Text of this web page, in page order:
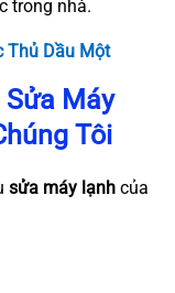
trong nhà.
Thủ Dầu Một
Sửa Máy
Tôi
sửa máy lạnhcủa